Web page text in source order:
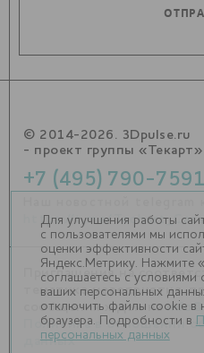
© 2014-2026. 3Dpulse.ru
- проект группы «Текарт»
+7 (495) 790-7591
https://t.me/
Приглашения на
тематике мероприятия,
сообщения ждем на
Политика в отношении
данных
Для улучшения работы
с пользователями мы
оценки эффективности
Яндекс.Метрику. Нажмите
соглашаетесь с
ваших персональных
отключить файлы cookie в
браузера. Подробности в
персональных данных